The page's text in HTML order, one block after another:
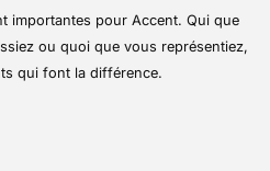
sur sitedes
de mission
pour les
importantes pour Accent. Qui que
ou quoi que vous représentiez,
qui font la différence.